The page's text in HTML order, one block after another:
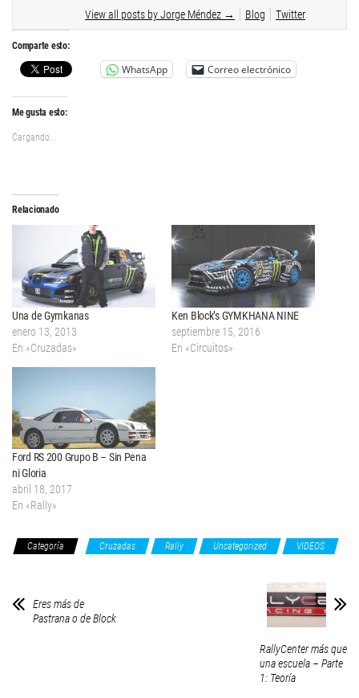
View all posts by Jorge Méndez → Blog Twitter
Comparte esto:
WhatsApp Correo electrónico
Me gusta esto:
Cargando...
Relacionado
Una de Gymkanas
enero 13, 2013
En «Cruzadas»
Ken Block’s GYMKHANA NINE
septiembre 15, 2016
En «Circuitos»
Ford RS 200 Grupo B – Sin Pena
ni Gloria
abril 18, 2017
En «Rally»
Categoría Cruzadas Rally Uncategorized VIDEOS
Eres más de
Pastrana o de Block
RallyCenter más que
una escuela – Parte
1: Teoría